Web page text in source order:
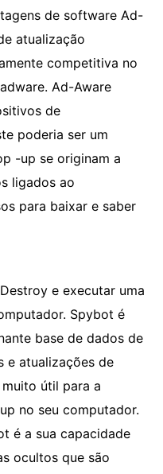
de software Ad-
atualização
competitiva no
Ad-Aware
de
poderia ser um
-up se originam a
ligados ao
para baixar e saber
e executar uma
Spybot é
base de dados de
e atualizações de
útil para a
no seu computador.
é a sua capacidade
ocultos que são